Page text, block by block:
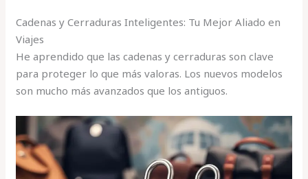
Cadenas y Cerraduras Inteligentes: Tu Mejor Aliado en
Viajes
He aprendido que las cadenas y cerraduras son clave
para proteger lo que más valoras. Los nuevos modelos
son mucho más avanzados que los antiguos.